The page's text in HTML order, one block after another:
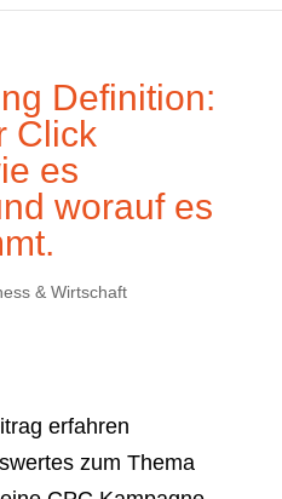
Definition:
Click
es
worauf es
& Wirtschaft
erfahren
zum Thema